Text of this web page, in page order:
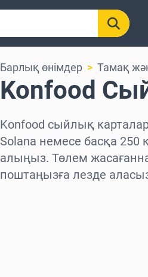
Барлық өнімдер Тамақ
Konfood
Konfood сыйлық
Solana немесе басқа 250
алыңыз. Төлем
поштаңызға лезде